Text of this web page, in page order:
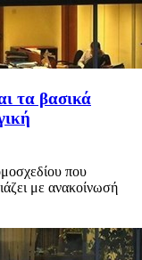
τα βασικά
που
με ανακοίνωσή